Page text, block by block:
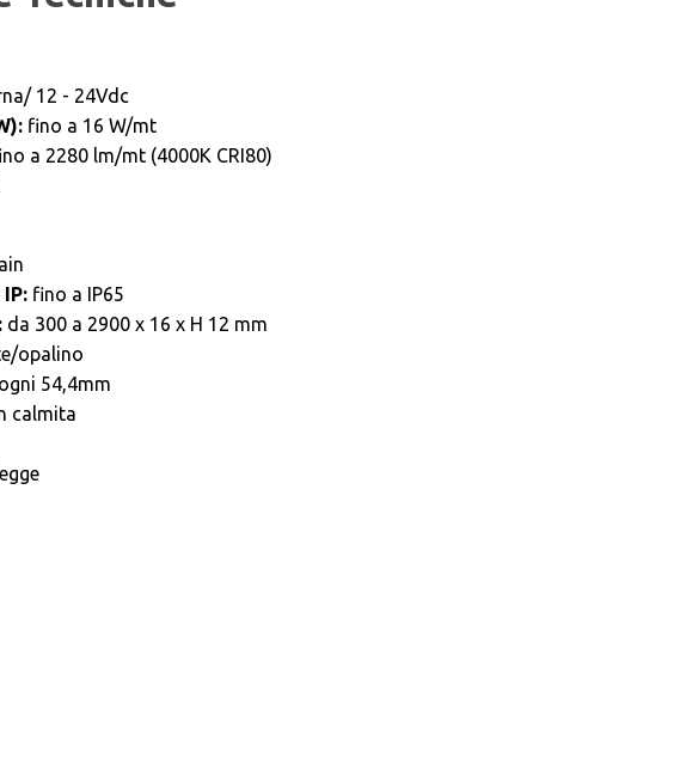
12 - 24Vdc
fino a 16 W/mt
a 2280 lm/mt (4000K CRI80)
fino a IP65
da 300 a 2900 x 16 x H 12 mm
/opalino
ogni 54,4mm
calmita